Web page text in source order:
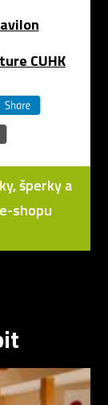
CUHK
šperky a
shopu